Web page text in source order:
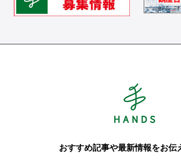
おすすめ記事や最新情報をお伝